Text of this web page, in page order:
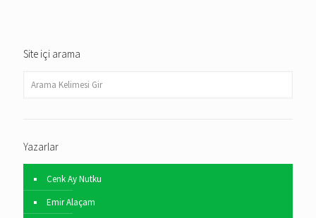
Site içi arama
Yazarlar
Cenk Ay Nutku
Emir Alaçam